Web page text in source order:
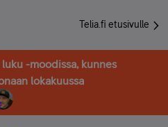
Telia.fi etusivulle
-moodissa, kunnes
lokakuussa